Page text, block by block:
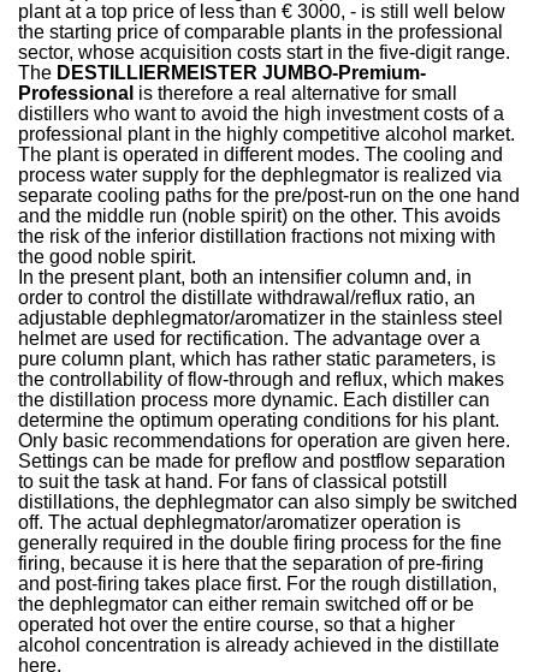
plant at a top price of less than € 3000, - is still well below
the starting price of comparable plants in the professional
sector, whose acquisition costs start in the five-digit range.
The DESTILLIERMEISTER JUMBO-Premium-
Professional is therefore a real alternative for small
distillers who want to avoid the high investment costs of a
professional plant in the highly competitive alcohol market.
The plant is operated in different modes. The cooling and
process water supply for the dephlegmator is realized via
separate cooling paths for the pre/post-run on the one hand
and the middle run (noble spirit) on the other. This avoids
the risk of the inferior distillation fractions not mixing with
the good noble spirit.
In the present plant, both an intensifier column and, in
order to control the distillate withdrawal/reflux ratio, an
adjustable dephlegmator/aromatizer in the stainless steel
helmet are used for rectification. The advantage over a
pure column plant, which has rather static parameters, is
the controllability of flow-through and reflux, which makes
the distillation process more dynamic. Each distiller can
determine the optimum operating conditions for his plant.
Only basic recommendations for operation are given here.
Settings can be made for preflow and postflow separation
to suit the task at hand. For fans of classical potstill
distillations, the dephlegmator can also simply be switched
off. The actual dephlegmator/aromatizer operation is
generally required in the double firing process for the fine
firing, because it is here that the separation of pre-firing
and post-firing takes place first. For the rough distillation,
the dephlegmator can either remain switched off or be
operated hot over the entire course, so that a higher
alcohol concentration is already achieved in the distillate
here.